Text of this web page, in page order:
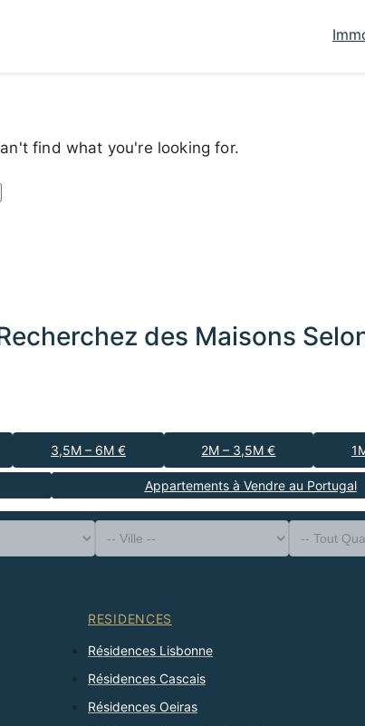
find what you're looking for.
des Maisons
3,5M – 6M € 2M – 3,5M €
Appartements à Vendre au Portugal
-- Type de
District
-- Ville --
-- Tout
-- Tout
Trier Par
RESIDENCES
Résidences Lisbonne
Résidences Cascais
Résidences Oeiras